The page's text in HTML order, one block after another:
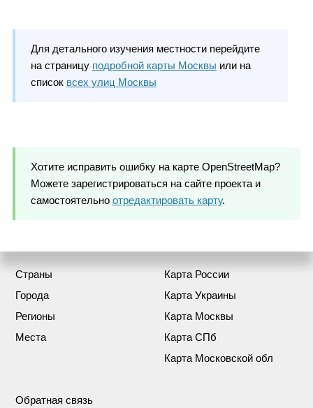
Для детального изучения местности перейдите
на страницу подробной карты Москвы или на
список всех улиц Москвы
Хотите исправить ошибку на карте OpenStreetMap?
Можете зарегистрироваться на сайте проекта и
самостоятельно отредактировать карту.
Страны
Города
Регионы
Места
Карта России
Карта Украины
Карта Москвы
Карта СПб
Карта Московской обл
Обратная связь